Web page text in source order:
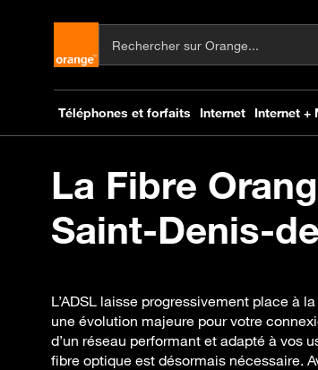
La Fibre
Saint-Denis-
L’ADSL laisse progressivement place à
une évolution majeure pour votre
d’un réseau performant et adapté à vos
fibre optique est désormais nécessaire.